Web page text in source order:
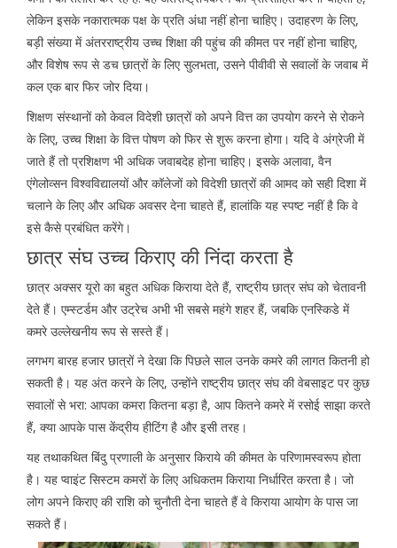
लेकिन इसके नकारात्मक पक्ष के प्रति अंधा नहीं होना चाहिए। उदाहरण के लिए,
बड़ी संख्या में अंतरराष्ट्रीय उच्च शिक्षा की पहुंच की कीमत पर नहीं होना चाहिए,
और विशेष रूप से डच छात्रों के लिए सुलभता, उसने पीवीवी से सवालों के जवाब में
कल एक बार फिर जोर दिया।
शिक्षण संस्थानों को केवल विदेशी छात्रों को अपने वित्त का उपयोग करने से रोकने
के लिए, उच्च शिक्षा के वित्त पोषण को फिर से शुरू करना होगा। यदि वे अंग्रेजी में
जाते हैं तो प्रशिक्षण भी अधिक जवाबदेह होना चाहिए। इसके अलावा, वैन
एंगेलोव्सन विश्वविद्यालयों और कॉलेजों को विदेशी छात्रों की आमद को सही दिशा में
चलाने के लिए और अधिक अवसर देना चाहते हैं, हालांकि यह स्पष्ट नहीं है कि वे
इसे कैसे प्रबंधित करेंगे।
छात्र संघ उच्च किराए की निंदा करता है
छात्र अक्सर यूरो का बहुत अधिक किराया देते हैं, राष्ट्रीय छात्र संघ को चेतावनी
देते हैं। एम्स्टर्डम और उट्रेच अभी भी सबसे महंगे शहर हैं, जबकि एनस्किडे में
कमरे उल्लेखनीय रूप से सस्ते हैं।
लगभग बारह हजार छात्रों ने देखा कि पिछले साल उनके कमरे की लागत कितनी हो
सकती है। यह अंत करने के लिए, उन्होंने राष्ट्रीय छात्र संघ की वेबसाइट पर कुछ
सवालों से भरा: आपका कमरा कितना बड़ा है, आप कितने कमरे में रसोई साझा करते
हैं, क्या आपके पास केंद्रीय हीटिंग है और इसी तरह।
यह तथाकथित बिंदु प्रणाली के अनुसार किराये की कीमत के परिणामस्वरूप होता
है। यह प्वाइंट सिस्टम कमरों के लिए अधिकतम किराया निर्धारित करता है। जो
लोग अपने किराए की राशि को चुनौती देना चाहते हैं वे किराया आयोग के पास जा
सकते हैं।